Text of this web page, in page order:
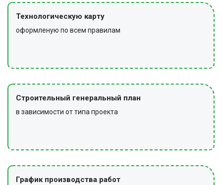
Технологическую карту
оформленую по всем правилам
Строительный генеральный план
в зависимости от типа проекта
График производства работ